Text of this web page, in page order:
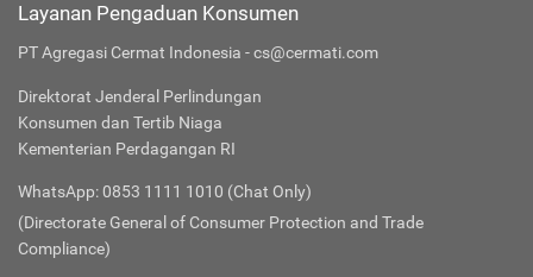
Layanan Pengaduan Konsumen
PT Agregasi Cermat Indonesia - cs@cermati.com
Direktorat Jenderal Perlindungan
Konsumen dan Tertib Niaga
Kementerian Perdagangan RI
WhatsApp: 0853 1111 1010 (Chat Only)
(Directorate General of Consumer Protection and Trade
Compliance)